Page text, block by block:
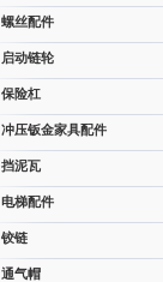
螺丝配件
启动链轮
保险杠
冲压钣金家具配件
挡泥瓦
电梯配件
铰链
通气帽